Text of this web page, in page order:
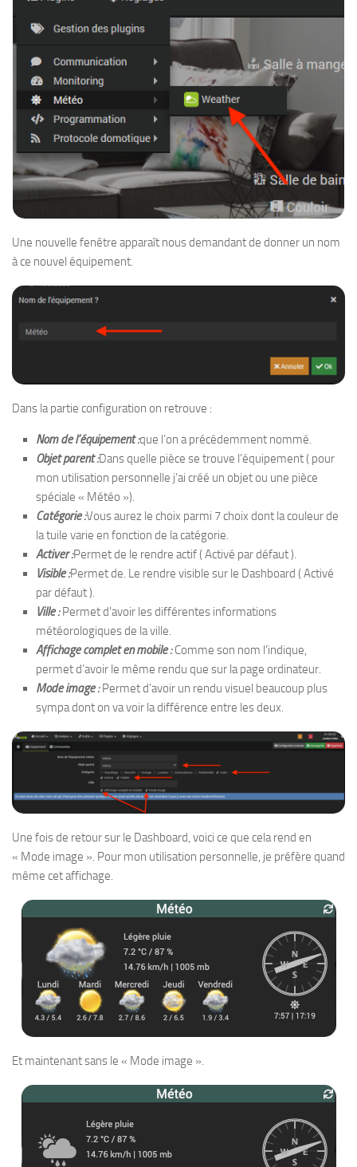
Une nouvelle fenêtre apparaît nous demandant de donner un nom
à ce nouvel équipement.
Dans la partie configuration on retrouve :
Nom de l’équipement :que l’on a précédemment nommé.
Objet parent :Dans quelle pièce se trouve l’équipement ( pour
mon utilisation personnelle j’ai créé un objet ou une pièce
spéciale « Météo »).
Catégorie :Vous aurez le choix parmi 7 choix dont la couleur de
la tuile varie en fonction de la catégorie.
Activer :Permet de le rendre actif ( Activé par défaut ).
Visible :Permet de. Le rendre visible sur le Dashboard ( Activé
par défaut ).
Ville :Permet d’avoir les différentes informations
météorologiques de la ville.
Affichage complet en mobile :Comme son nom l’indique,
permet d’avoir le même rendu que sur la page ordinateur.
Mode image :Permet d’avoir un rendu visuel beaucoup plus
sympa dont on va voir la différence entre les deux.
Une fois de retour sur le Dashboard, voici ce que cela rend en
« Mode image ». Pour mon utilisation personnelle, je préfère quand
même cet affichage.
Et maintenant sans le « Mode image ».